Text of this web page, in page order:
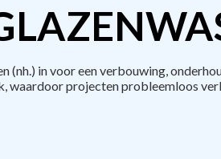
in voor een verbouwing,
waardoor projecten probleemloos